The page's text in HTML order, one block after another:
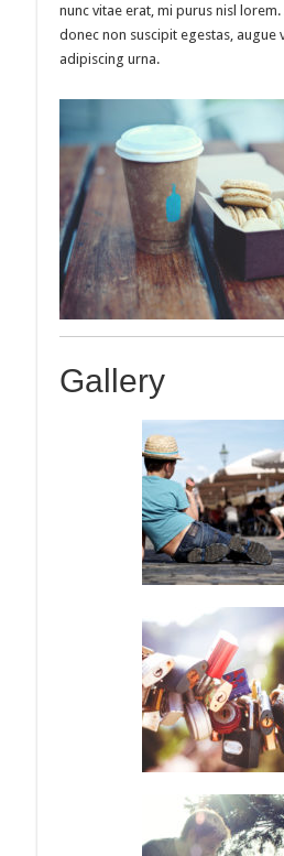
nunc vitae erat, mi purus nisl
donec non suscipit egestas, augue
adipiscing urna.
Gallery